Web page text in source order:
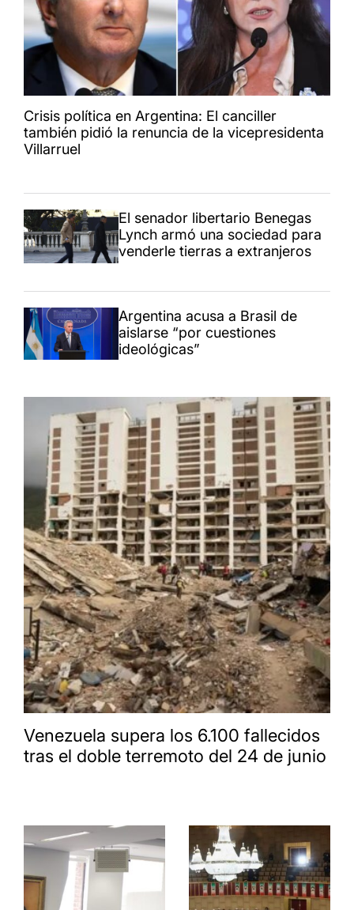
Crisis política en Argentina: El canciller
también pidió la renuncia de la vicepresidenta
Villarruel
El senador libertario Benegas
Lynch armó una sociedad para
venderle tierras a extranjeros
Argentina acusa a Brasil de
aislarse “por cuestiones
ideológicas”
Venezuela supera los 6.100 fallecidos
tras el doble terremoto del 24 de junio